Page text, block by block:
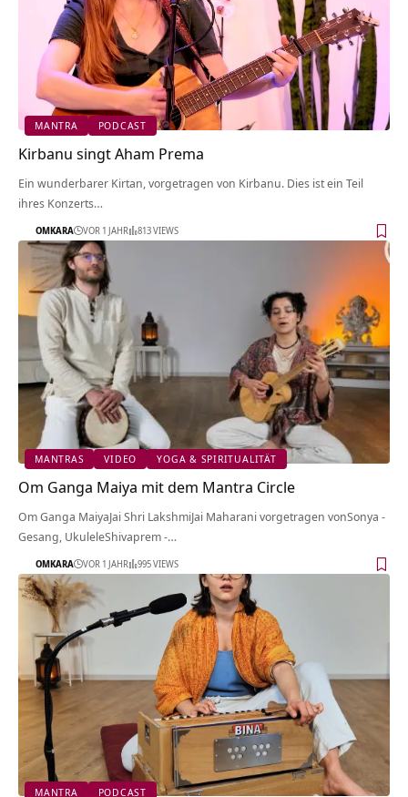
MANTRA PODCAST
Kirbanu singt Aham Prema
Ein wunderbarer Kirtan, vorgetragen von Kirbanu. Dies ist ein Teil
ihres Konzerts…
OMKARA VOR 1 JAHR 813 VIEWS
MANTRAS VIDEO YOGA & SPIRITUALITÄT
Om Ganga Maiya mit dem Mantra Circle
Om Ganga MaiyaJai Shri LakshmiJai Maharani vorgetragen vonSonya -
Gesang, UkuleleShivaprem -…
OMKARA VOR 1 JAHR 995 VIEWS
MANTRA PODCAST